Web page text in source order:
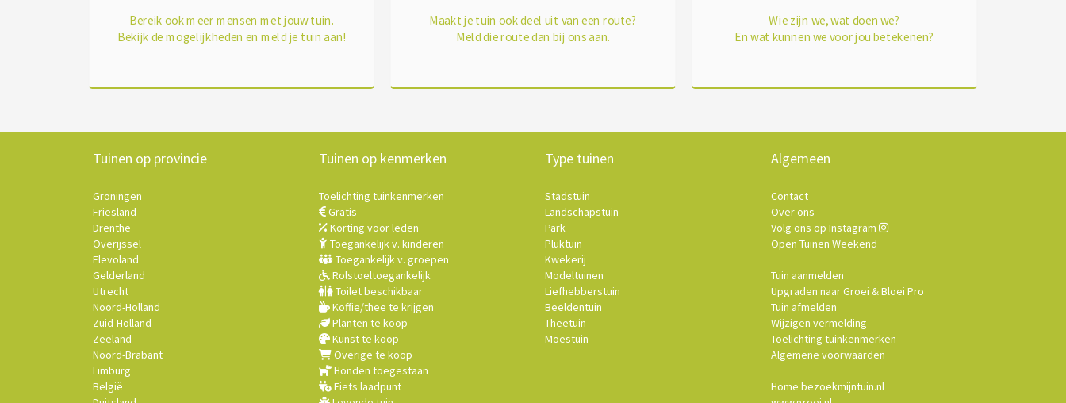
Bereik ook meer mensen met jouw tuin.
Bekijk de mogelijkheden en meld je tuin aan!
Maakt je tuin ook deel uit van een route?
Meld die route dan bij ons aan.
Wie zijn we, wat doen we?
En wat kunnen we voor jou betekenen?
Tuinen op provincie
Groningen
Friesland
Drenthe
Overijssel
Flevoland
Gelderland
Utrecht
Noord-Holland
Zuid-Holland
Zeeland
Noord-Brabant
Limburg
België
Tuinen op kenmerken
Toelichting tuinkenmerken
Gratis
Korting voor leden
Toegankelijk v. kinderen
Toegankelijk v. groepen
Rolstoeltoegankelijk
Toilet beschikbaar
Koffie/thee te krijgen
Planten te koop
Kunst te koop
Overige te koop
Honden toegestaan
Fiets laadpunt
Type tuinen
Stadstuin
Landschapstuin
Park
Pluktuin
Kwekerij
Modeltuinen
Liefhebberstuin
Beeldentuin
Theetuin
Moestuin
Algemeen
Contact
Over ons
Volg ons op Instagram
Open Tuinen Weekend
Tuin aanmelden
Upgraden naar Groei & Bloei Pro
Tuin afmelden
Wijzigen vermelding
Toelichting tuinkenmerken
Algemene voorwaarden
Home bezoekmijntuin.nl